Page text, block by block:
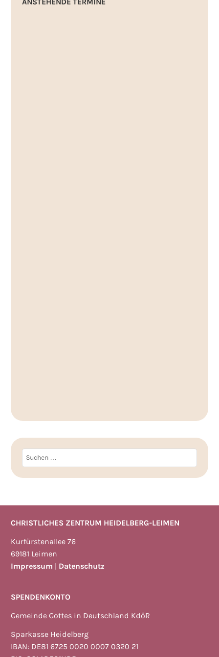
Suchen
nach:
CHRISTLICHES ZENTRUM HEIDELBERG-LEIMEN
Kurfürstenallee 76
69181 Leimen
Impressum | Datenschutz
SPENDENKONTO
Gemeinde Gottes in Deutschland KdöR
Sparkasse Heidelberg
IBAN: DE81 6725 0020 0007 0320 21